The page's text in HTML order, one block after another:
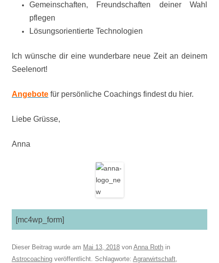
Gemeinschaften, Freundschaften deiner Wahl
pflegen
Lösungsorientierte Technologien
Ich wünsche dir eine wunderbare neue Zeit an deinem
Seelenort!
Angebote für persönliche Coachings findest du hier.
Liebe Grüsse,
Anna
[mc4wp_form]
Dieser Beitrag wurde am Mai 13, 2018 von Anna Roth in
Astrocoaching veröffentlicht. Schlagworte: Agrarwirtschaft,